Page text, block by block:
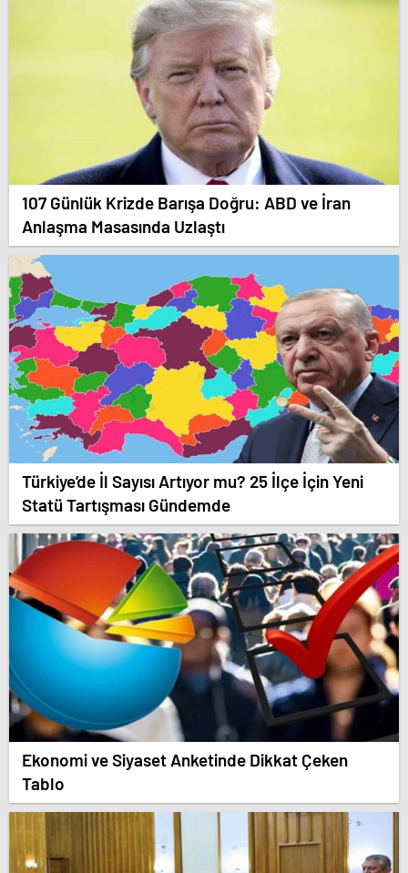
107 Günlük Krizde Barışa Doğru: ABD ve İran
Anlaşma Masasında Uzlaştı
Türkiye’de İl Sayısı Artıyor mu? 25 İlçe İçin Yeni
Statü Tartışması Gündemde
Ekonomi ve Siyaset Anketinde Dikkat Çeken
Tablo